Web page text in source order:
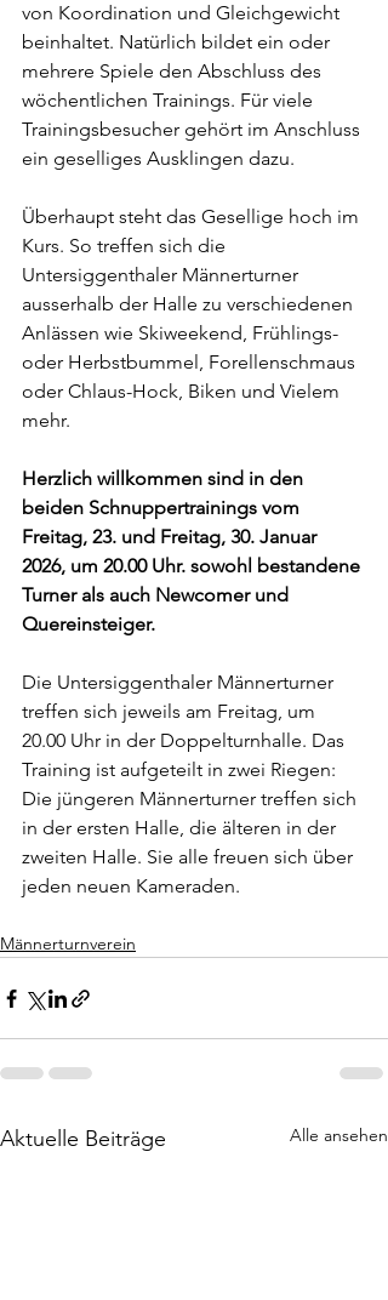
von Koordination und Gleichgewicht
beinhaltet. Natürlich bildet ein oder
mehrere Spiele den Abschluss des
wöchentlichen Trainings. Für viele
Trainingsbesucher gehört im Anschluss
ein geselliges Ausklingen dazu.
Überhaupt steht das Gesellige hoch im
Kurs. So treffen sich die
Untersiggenthaler Männerturner
ausserhalb der Halle zu verschiedenen
Anlässen wie Skiweekend, Frühlings-
oder Herbstbummel, Forellenschmaus
oder Chlaus-Hock, Biken und Vielem
mehr.
Herzlich willkommen sind in den
beiden Schnuppertrainings vom
Freitag, 23. und Freitag, 30. Januar
2026, um 20.00 Uhr. sowohl bestandene
Turner als auch Newcomer und
Quereinsteiger.
Die Untersiggenthaler Männerturner
treffen sich jeweils am Freitag, um
20.00 Uhr in der Doppelturnhalle. Das
Training ist aufgeteilt in zwei Riegen:
Die jüngeren Männerturner treffen sich
in der ersten Halle, die älteren in der
zweiten Halle. Sie alle freuen sich über
jeden neuen Kameraden.
Männerturnverein
Aktuelle Beiträge Alle ansehen